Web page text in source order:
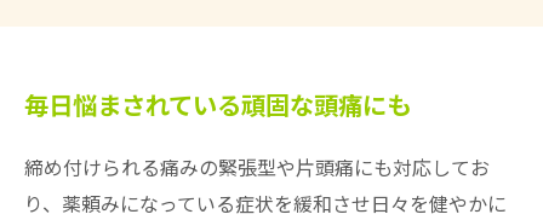
毎日悩まされている頑固な頭痛にも
締め付けられる痛みの緊張型や片頭痛にも対応してお
り、薬頼みになっている症状を緩和させ日々を健やかに